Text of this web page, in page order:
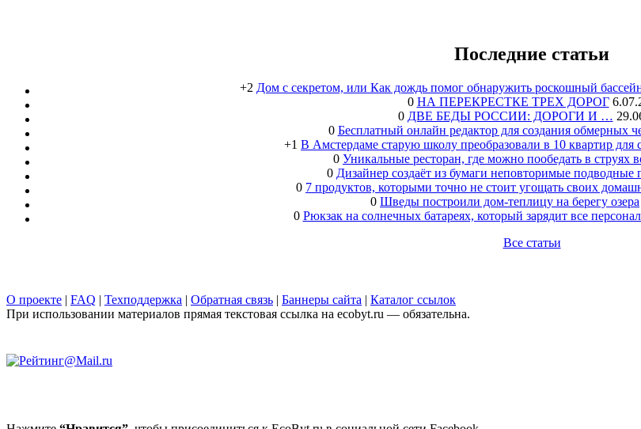
Последние статьи
+2 Дом с секретом, или Как дождь помог обнаружить роскошный
0 НА ПЕРЕКРЕСТКЕ ТРЕХ ДОРОГ
0 ДВЕ БЕДЫ РОССИИ: ДОРОГИ И …
0 Бесплатный онлайн редактор для создания обмерных
+1 В Амстердаме старую школу преобразовали в 10 квартир для
0 Уникальные ресторан, где можно пообедать в струях
0 Дизайнер создаёт из бумаги неповторимые подводные
0 7 продуктов, которыми точно не стоит угощать своих
0 Шведы построили дом-теплицу на берегу озера
0 Рюкзак на солнечных батареях, который зарядит все
Все статьи
О проекте | FAQ | Техподдержка | Обратная связь | Баннеры сайта | Каталог ссылок
При использовании материалов прямая текстовая ссылка на ecobyt.ru — обязательна.